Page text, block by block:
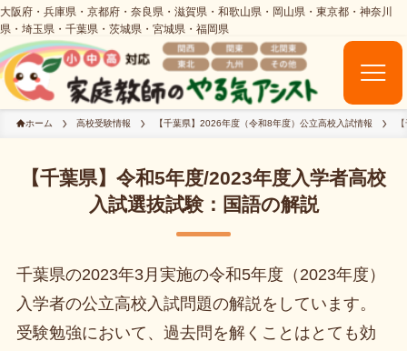
ホーム 高校受験情報 【千葉県】2026年度（令和8年度）公立高校入試情報
【千葉県】令和5年度/2023年度入学者高校
入試選抜試験：国語の解説
千葉県の2023年3月実施の令和5年度（2023年度）
入学者の公立高校入試問題の解説をしています。
受験勉強において、過去問を解くことはとても効